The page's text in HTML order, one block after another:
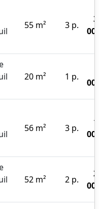
55 m² 3 p.
20 m² 1 p.
56 m² 3 p.
52 m² 2 p.